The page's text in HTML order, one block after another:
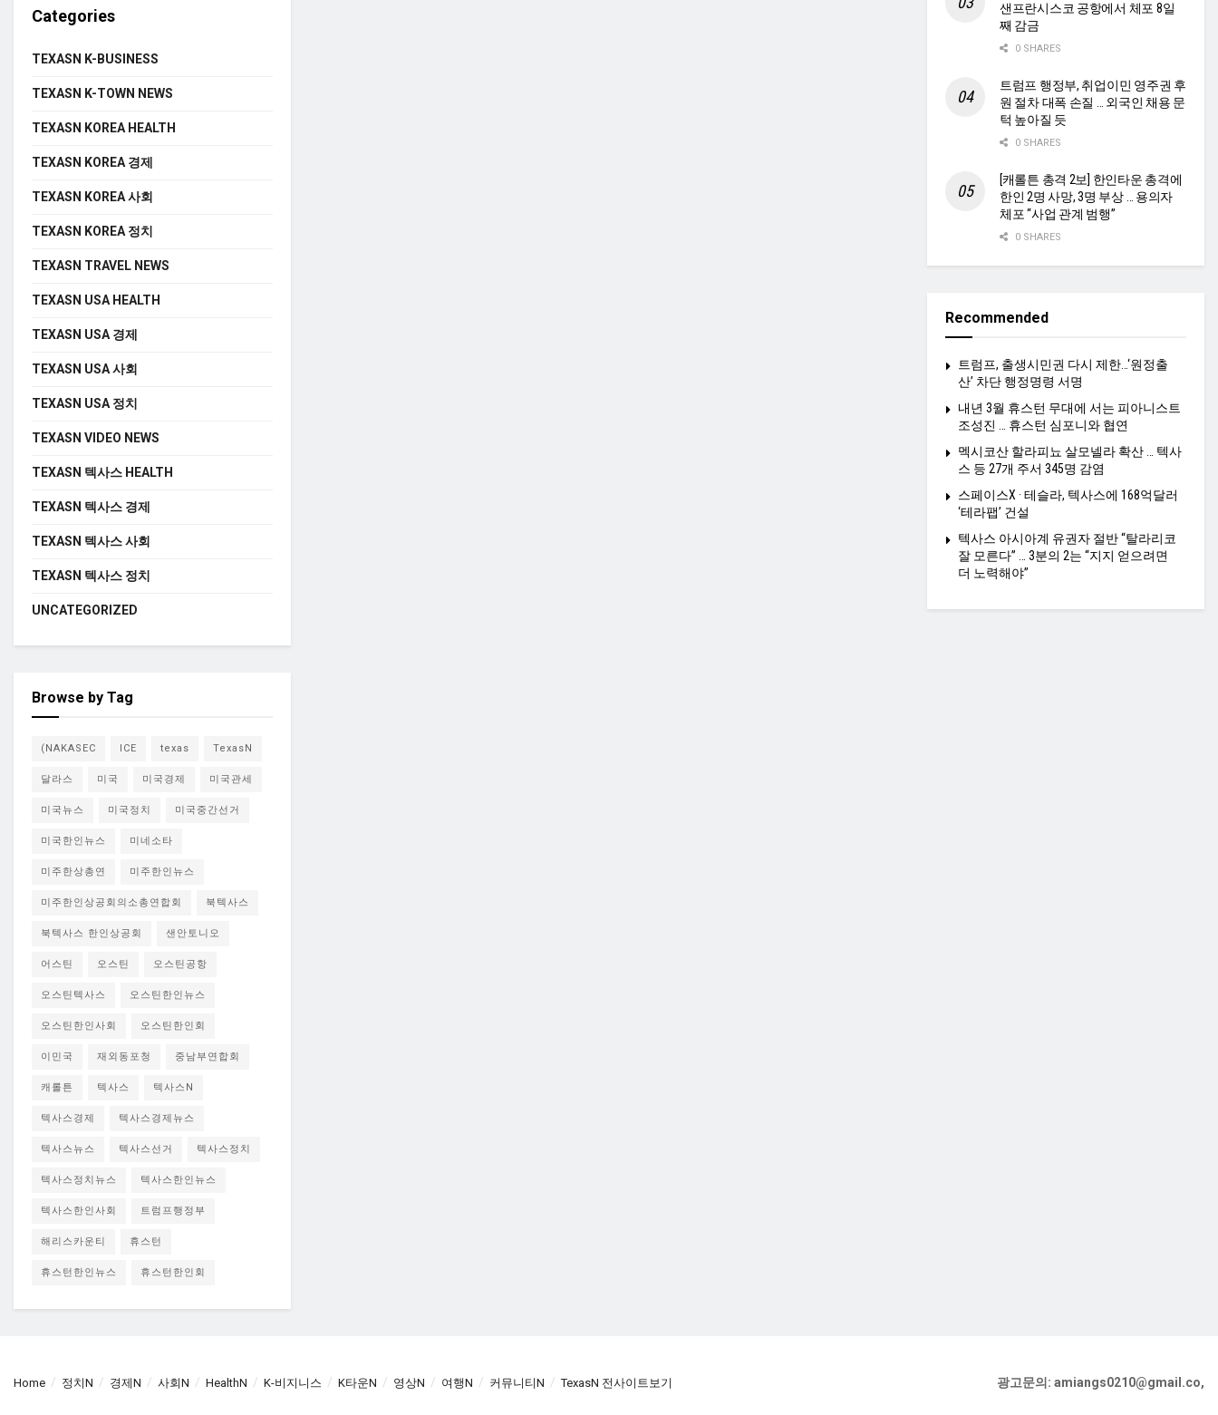
Categories
TEXASN K-BUSINESS
TEXASN K-TOWN NEWS
TEXASN KOREA HEALTH
TEXASN KOREA 경제
TEXASN KOREA 사회
TEXASN KOREA 정치
TEXASN TRAVEL NEWS
TEXASN USA HEALTH
TEXASN USA 경제
TEXASN USA 사회
TEXASN USA 정치
TEXASN VIDEO NEWS
TEXASN 텍사스 HEALTH
TEXASN 텍사스 경제
TEXASN 텍사스 사회
TEXASN 텍사스 정치
UNCATEGORIZED
Browse by Tag
(NAKASEC ICE texas TexasN
달라스 미국 미국경제 미국관세
미국뉴스 미국정치 미국중간선거
미국한인뉴스 미네소타
미주한상총연 미주한인뉴스
미주한인상공회의소총연합회 북텍사스
북텍사스 한인상공회 샌안토니오
어스틴 오스틴 오스틴공항
오스틴텍사스 오스틴한인뉴스
오스틴한인사회 오스틴한인회
이민국 재외동포청 중남부연합회
캐롤튼 텍사스 텍사스N
텍사스경제 텍사스경제뉴스
텍사스뉴스 텍사스선거 텍사스정치
텍사스정치뉴스 텍사스한인뉴스
텍사스한인사회 트럼프행정부
해리스카운티 휴스턴
휴스턴한인뉴스 휴스턴한인회
샌프란시스코 공항에서 체포 8일
째 감금
0 SHARES
트럼프 행정부, 취업이민 영주권 후
원 절차 대폭 손질 … 외국인 채용 문
턱 높아질 듯
0 SHARES
[캐롤튼 총격 2보] 한인타운 총격에
한인 2명 사망, 3명 부상 … 용의자
체포 “사업 관계 범행”
0 SHARES
Recommended
트럼프, 출생시민권 다시 제한…‘원정출
산’ 차단 행정명령 서명
내년 3월 휴스턴 무대에 서는 피아니스트
조성진 … 휴스턴 심포니와 협연
멕시코산 할라피뇨 살모넬라 확산 … 텍사
스 등 27개 주서 345명 감염
스페이스X · 테슬라, 텍사스에 168억달러
‘테라팹’ 건설
텍사스 아시아계 유권자 절반 “탈라리코
잘 모른다” … 3분의 2는 “지지 얻으려면
더 노력해야”
Home 정치N 경제N 사회N HealthN K-비지니스 K타운N 영상N 여행N 커뮤니티N TexasN 전사이트보기 광고문의: amiangs0210@gmail.co,